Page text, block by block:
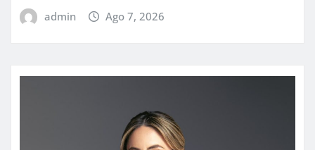
admin Ago 7, 2026